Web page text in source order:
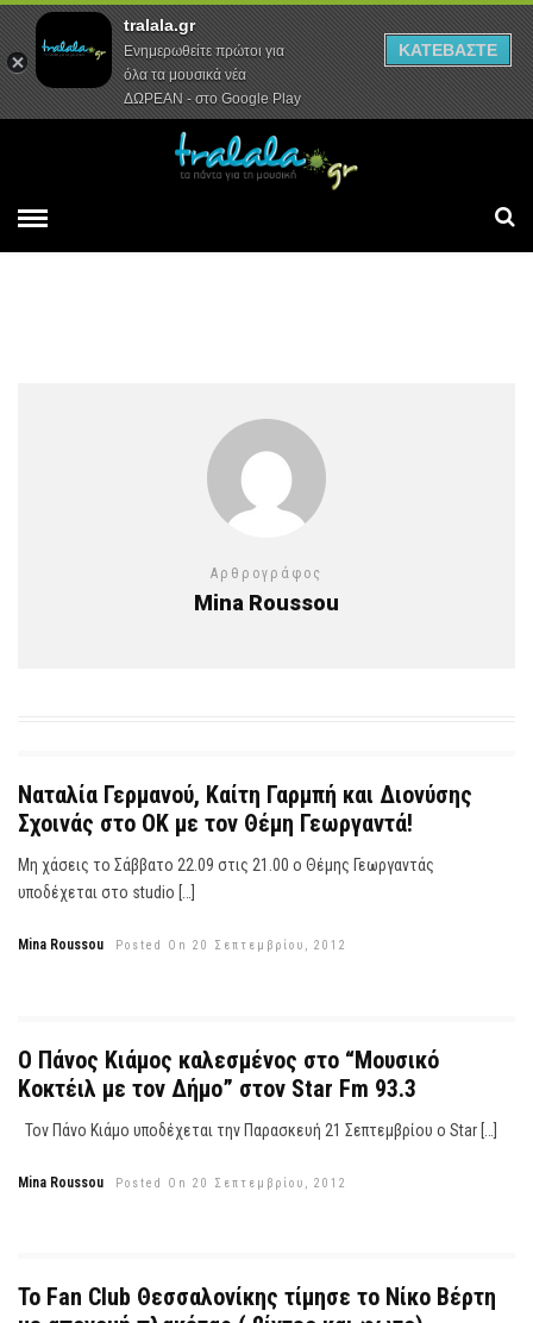
Αρχική Συνεντεύξεις Ρεπορτάζ
Αρθρογράφος
Mina Roussou
Ναταλία Γερμανού, Καίτη Γαρμπή και Διονύσης
Σχοινάς στο ΟΚ με τον Θέμη Γεωργαντά!
Μη χάσεις το Σάββατο 22.09 στις 21.00 ο Θέμης Γεωργαντάς
υποδέχεται στο studio […]
Mina Roussou Posted On 20 Σεπτεμβρίου, 2012
Ο Πάνος Κιάμος καλεσμένος στο “Μουσικό
Τον Πάνο Κιάμο υποδέχεται την Παρασκευή 21 Σεπτεμβρίου ο Star […]
Mina Roussou Posted On 20 Σεπτεμβρίου, 2012
To Fan Club Θεσσαλονίκης τίμησε το Νίκο Βέρτη
tralala.gr
Ενημερωθείτε πρώτοι για
όλα τα μουσικά νέα
ΔΩΡΕΑΝ - στο Google Play
ΚΑΤΕΒΑΣΤΕ